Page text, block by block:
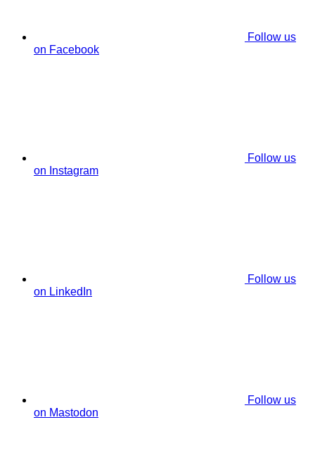
Follow us
on Facebook
Follow us
on Instagram
Follow us
on LinkedIn
Follow us
on Mastodon